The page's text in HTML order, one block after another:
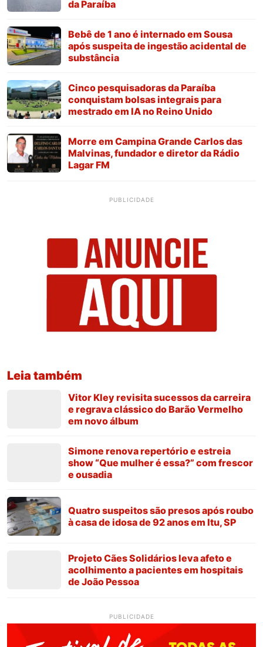
da Paraíba
Bebê de 1 ano é internado em Sousa
após suspeita de ingestão acidental de
substância
Cinco pesquisadoras da Paraíba
conquistam bolsas integrais para
mestrado em IA no Reino Unido
Morre em Campina Grande Carlos das
Malvinas, fundador e diretor da Rádio
Lagar FM
PUBLICIDADE
Leia também
Vitor Kley revisita sucessos da carreira
e regrava clássico do Barão Vermelho
em novo álbum
Simone renova repertório e estreia
show “Que mulher é essa?” com frescor
e ousadia
Quatro suspeitos são presos após roubo
à casa de idosa de 92 anos em Itu, SP
Projeto Cães Solidários leva afeto e
acolhimento a pacientes em hospitais
de João Pessoa
PUBLICIDADE